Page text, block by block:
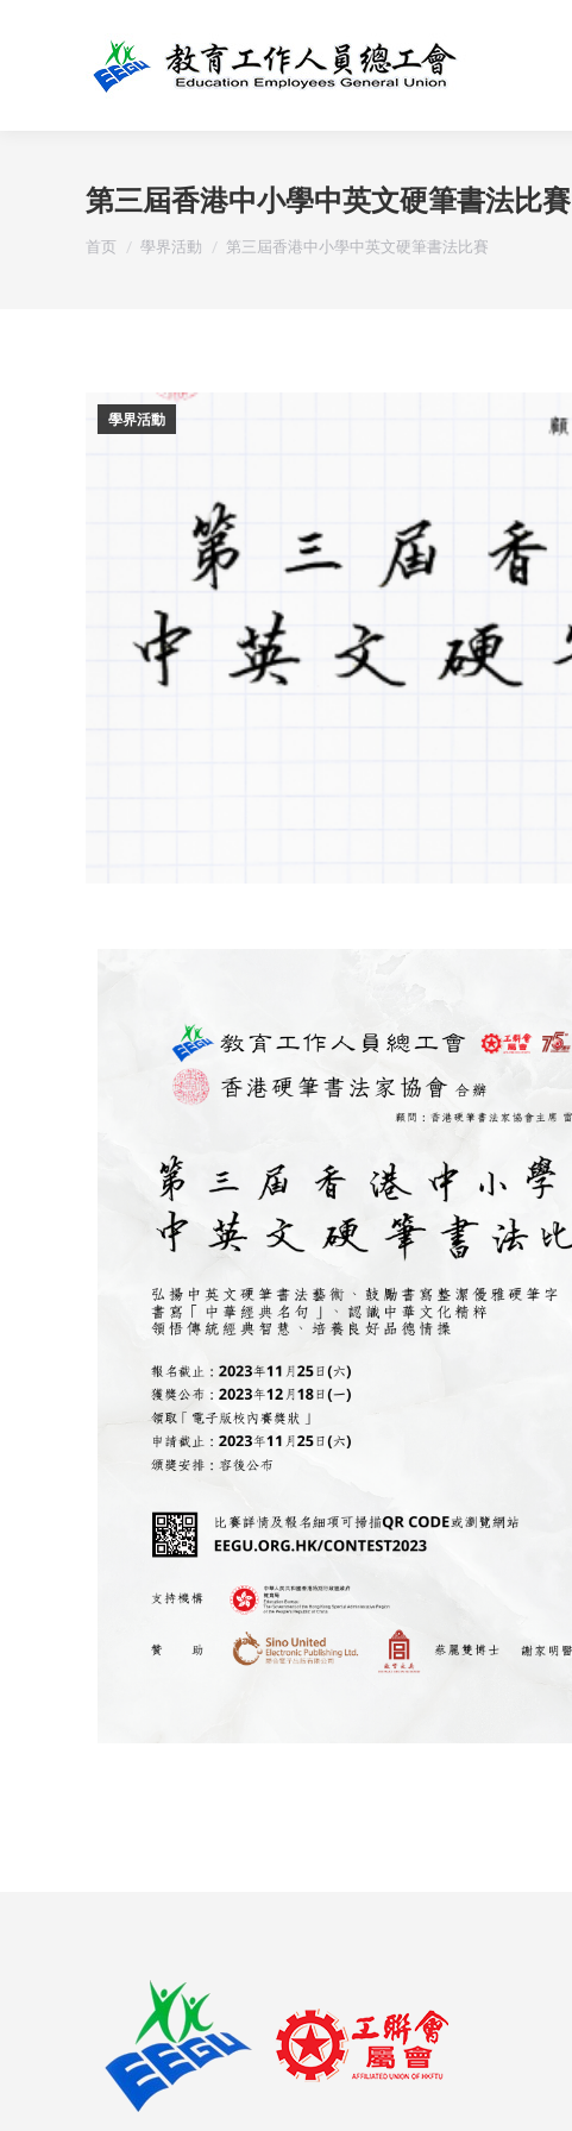
第三屆香港中小學中英文硬筆書法比賽
您在这里：
首页 學界活動 第三屆香港中小學中英文硬筆書法比賽
學界活動